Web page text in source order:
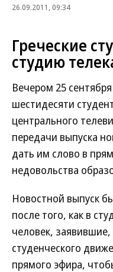
26.09.2011, 09:34
Греческие
студию
Вечером 25
шестидесяти
центрального
передачи выпуска
дать им слово в
недовольства
Новостной выпуск
после того, как в
человек,
студенческого
прямого эфира,